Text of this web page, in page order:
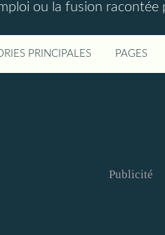
ou la fusion
PRINCIPALES PAGES
Publicité